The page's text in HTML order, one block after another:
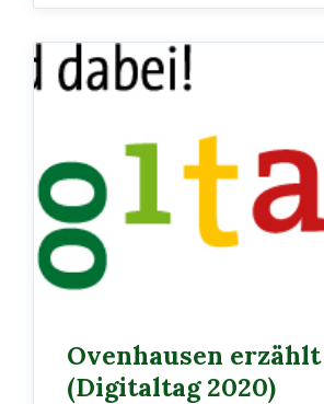
Ovenhausen
(Digitaltag 2020)